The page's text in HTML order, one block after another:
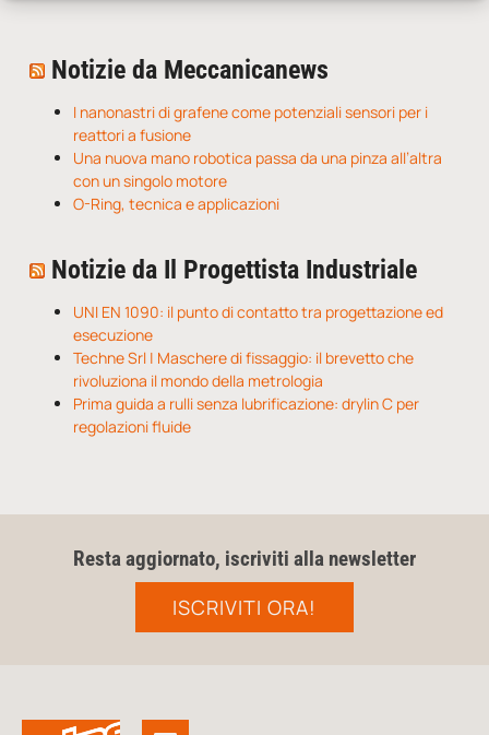
Notizie da Meccanicanews
I nanonastri di grafene come potenziali sensori per i
reattori a fusione
Una nuova mano robotica passa da una pinza all’altra
con un singolo motore
O-Ring, tecnica e applicazioni
Notizie da Il Progettista Industriale
UNI EN 1090: il punto di contatto tra progettazione ed
esecuzione
Techne Srl | Maschere di fissaggio: il brevetto che
rivoluziona il mondo della metrologia
Prima guida a rulli senza lubrificazione: drylin C per
regolazioni fluide
Resta aggiornato, iscriviti alla newsletter
ISCRIVITI ORA!